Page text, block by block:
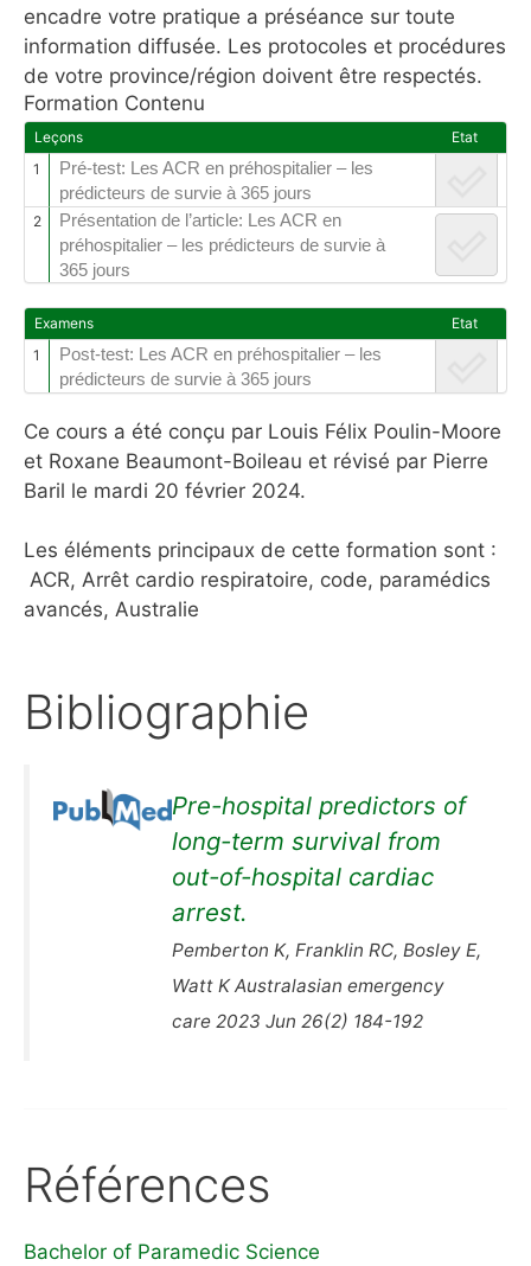
encadre votre pratique a préséance sur toute
information diffusée. Les protocoles et procédures
de votre province/région doivent être respectés.
Formation Contenu
Leçons
Etat
1
Pré-test: Les ACR en préhospitalier – les
prédicteurs de survie à 365 jours
2
Présentation de l’article: Les ACR en
préhospitalier – les prédicteurs de survie à
365 jours
Examens
Etat
1
Post-test: Les ACR en préhospitalier – les
prédicteurs de survie à 365 jours
Ce cours a été conçu par Louis Félix Poulin-Moore
et Roxane Beaumont-Boileau et révisé par Pierre
Baril le mardi 20 février 2024.
Les éléments principaux de cette formation sont :
ACR, Arrêt cardio respiratoire, code, paramédics
avancés, Australie
Bibliographie
Pre-hospital predictors of
long-term survival from
out-of-hospital cardiac
arrest.
Pemberton K, Franklin RC, Bosley E,
Watt K Australasian emergency
care 2023 Jun 26(2) 184-192
Références
Bachelor of Paramedic Science